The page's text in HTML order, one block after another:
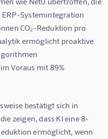
Systemintegration
CO₂-Reduktion pro
ermöglicht proaktive
Voraus mit 89%
bestätigt sich in
zeigen, dass KI eine 8-
ermöglicht, wenn